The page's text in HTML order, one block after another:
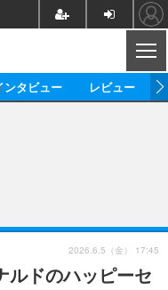
グッズ
ビジネス
アーティスト
実写
ンタビュー レビュー
ルドのハッピーセ
2026.6.5（金） 17:45